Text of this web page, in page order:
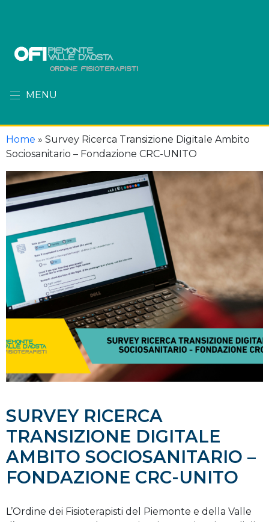
MENU
Home » Survey Ricerca Transizione Digitale Ambito
Sociosanitario – Fondazione CRC-UNITO
SURVEY RICERCA
TRANSIZIONE DIGITALE
AMBITO SOCIOSANITARIO –
FONDAZIONE CRC-UNITO
L’Ordine dei Fisioterapisti del Piemonte e della Valle